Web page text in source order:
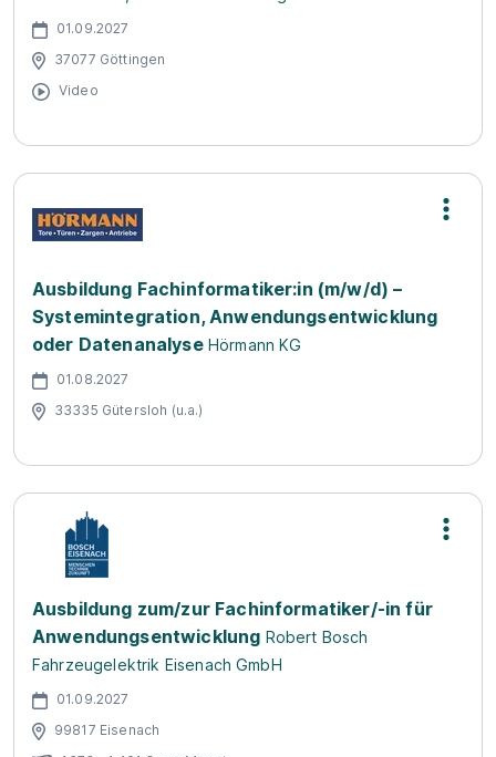
01.09.2027
37077 Göttingen
Video
Ausbildung Fachinformatiker:in (m/w/d) –
Systemintegration, Anwendungsentwicklung
oder Datenanalyse Hörmann KG
01.08.2027
33335 Gütersloh (u.a.)
Ausbildung zum/zur Fachinformatiker/-in für
Anwendungsentwicklung Robert Bosch
Fahrzeugelektrik Eisenach GmbH
01.09.2027
99817 Eisenach